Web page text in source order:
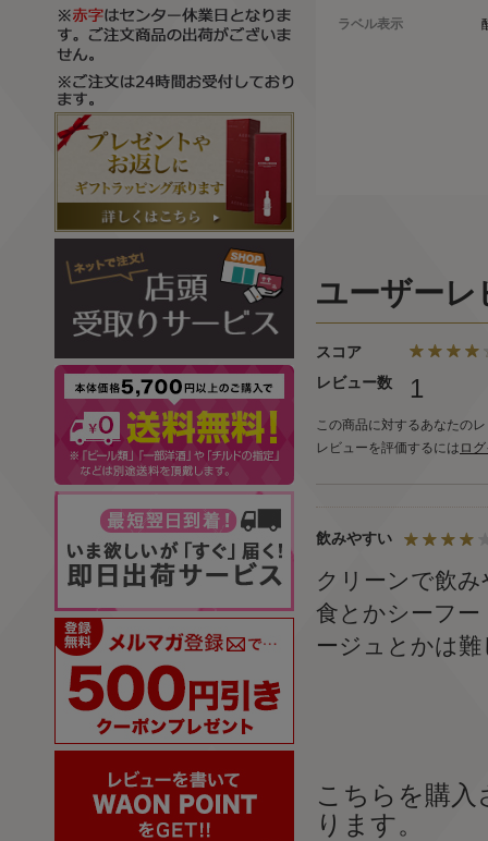
ラベル表示
ユーザーレ
スコア
レビュー数
1
この商品に対するあなたの
レビューを評価するには ロ
飲みやすい
クリーンで飲
食とかシーフ
ージュとかは
こちらを購
ります。